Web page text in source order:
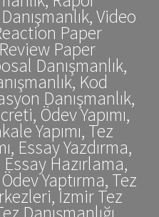
Video
Paper
Paper
Danışmanlık,
Kod
Danışmanlık,
Ödev Yapımı,
Yapımı, Tez
Essay Yazdırma,
Hazırlama,
Yaptırma, Tez
İzmir Tez